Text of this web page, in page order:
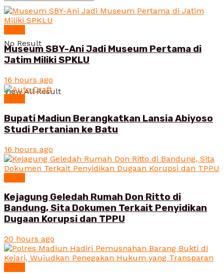
No Result
View All Result
Museum SBY-Ani Jadi Museum Pertama di
Jatim Miliki SPKLU
16 hours ago
Bupati Madiun Berangkatkan Lansia Abiyoso
Studi Pertanian ke Batu
16 hours ago
Kejagung Geledah Rumah Don Ritto di
Bandung, Sita Dokumen Terkait Penyidikan
Dugaan Korupsi dan TPPU
20 hours ago